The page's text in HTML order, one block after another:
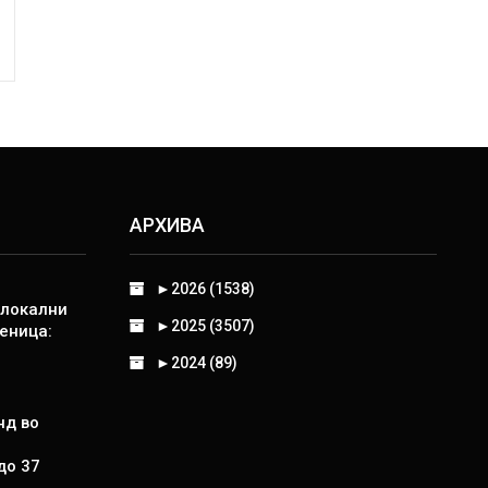
во
37
АРХИВА
► 2026 (1538)
► 2025 (3507)
► 2024 (89)